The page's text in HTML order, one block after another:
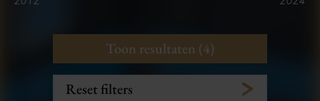
3.100 km 153.781 km
Toon resultaten (4)
Reset filters